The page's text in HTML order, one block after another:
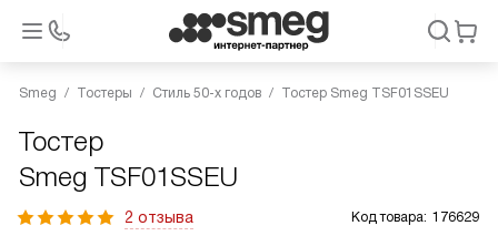
Smeg Тостеры Стиль 50-х годов Тостер Smeg TSF01SSEU
Тостер
Smeg TSF01SSEU
2 отзыва Код товара: 176629